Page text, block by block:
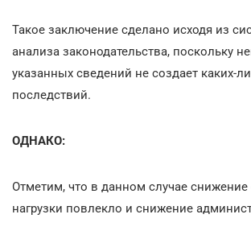
Такое заключение сделано исходя из
анализа законодательства, поскольку
указанных сведений не создает каких-
последствий.
ОДНАКО:
Отметим, что в данном случае
нагрузки повлекло и снижение